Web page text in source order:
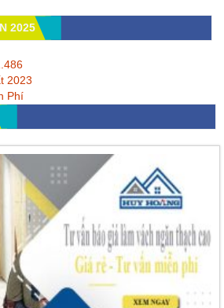
2025
2023
Phí